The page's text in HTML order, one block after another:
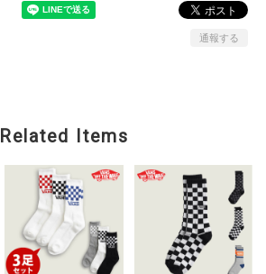
通報する
Related Items